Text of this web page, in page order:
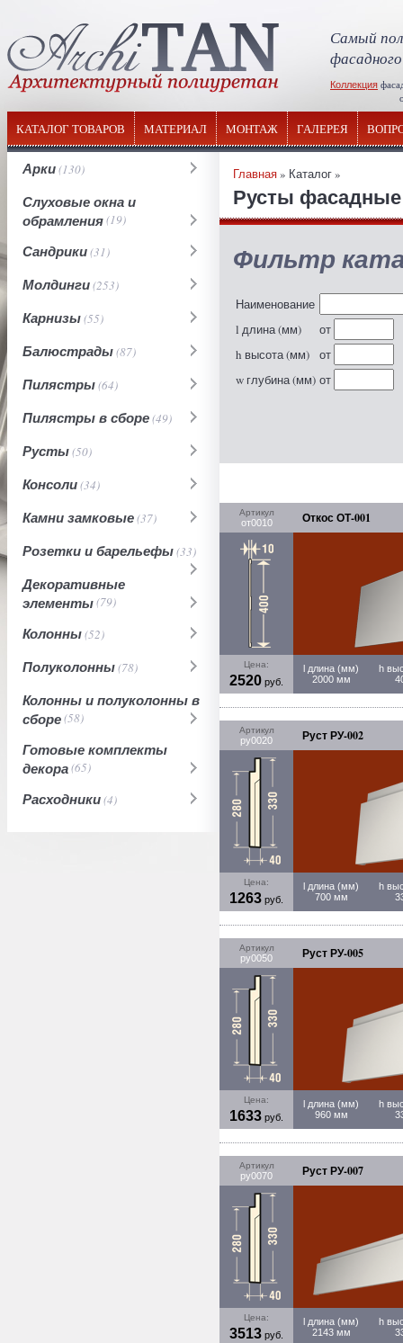
Самый
Коллекция
КАТАЛОГ ТОВАРОВ МАТЕРИАЛ МОНТАЖ ГАЛЕРЕЯ
Арки(130)
Слуховые окна и
обрамления(19)
Сандрики(31)
Молдинги(253)
Карнизы(55)
Балюстрады(87)
Пилястры(64)
Пилястры в сборе(49)
Русты(50)
Консоли(34)
Камни замковые(37)
Розетки и барельефы(33)
Декоративные
элементы(79)
Колонны(52)
Полуколонны(78)
Колонны и полуколонны в
сборе(58)
Готовые комплекты
декора(65)
Расходники(4)
Главная» Каталог »
Русты фасадные
Фильтр
Наименование
l длина (мм)
от
h высота (мм)
от
w глубина (мм) от
Артикул
от0010 Откос ОТ-001
Цена:
2520 руб.
l длина (мм)
2000 мм
h
Артикул
ру0020 Руст РУ-002
Цена:
1263 руб.
l длина (мм)
700 мм
h
Артикул
ру0050 Руст РУ-005
Цена:
1633 руб.
l длина (мм)
960 мм
h
Артикул
ру0070 Руст РУ-007
Цена:
3513 руб.
l длина (мм)
2143 мм
h